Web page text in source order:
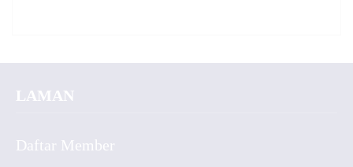
LAMAN
Daftar Member